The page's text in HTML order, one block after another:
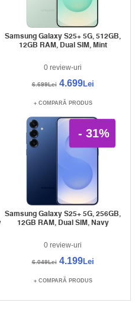
Samsung Galaxy S25+ 5G, 512GB,
12GB RAM, Dual SIM, Mint
0 review-uri
6.699Lei 4.699Lei
COMPARĂ PRODUS
- 31%
Samsung Galaxy S25+ 5G, 256GB,
12GB RAM, Dual SIM, Navy
0 review-uri
6.049Lei 4.199Lei
COMPARĂ PRODUS